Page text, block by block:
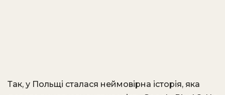
Так, у Польщі сталася неймовірна історія, яка